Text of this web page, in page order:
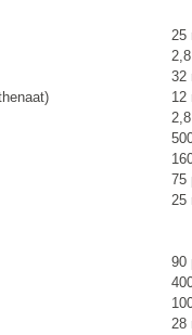
25
32
12
75
25
90
28